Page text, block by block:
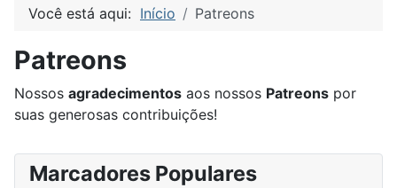
Você está aqui: Início Patreons
Patreons
Nossos agradecimentos aos nossos Patreons por
suas generosas contribuições!
Marcadores Populares